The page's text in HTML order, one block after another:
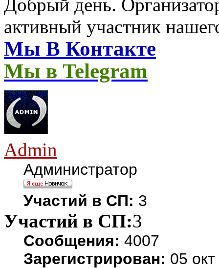
Добрый день.
активный участник
Мы В Контакте
Мы в Telegram
Admin
Администратор
Участий в СП: 3
Участий в СП:3
Сообщения: 4007
Зарегистрирован: 05